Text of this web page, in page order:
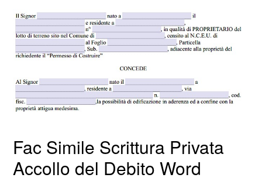
Fac Simile Scrittura Privata
Accollo del Debito Word